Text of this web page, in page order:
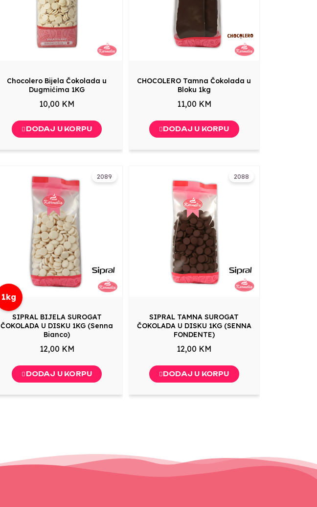
Chocolero Bijela Čokolada u
Dugmićima 1KG
10,00 KM
DODAJ U KORPU
CHOCOLERO Tamna Čokolada u
Bloku 1kg
11,00 KM
DODAJ U KORPU
2089
1kg
SIPRAL BIJELA SUROGAT
ČOKOLADA U DISKU 1KG (Senna
Bianco)
12,00 KM
DODAJ U KORPU
2088
SIPRAL TAMNA SUROGAT
ČOKOLADA U DISKU 1KG (SENNA
FONDENTE)
12,00 KM
DODAJ U KORPU